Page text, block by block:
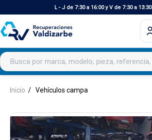
L - J de 7:30 a 16:00 y V de 7:30 a 13:30
Buscar productos
Inicio Vehículos campa